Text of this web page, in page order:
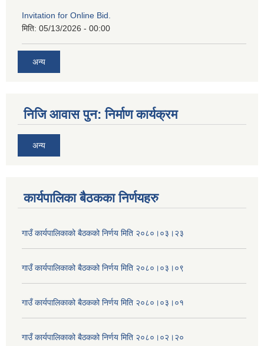
Invitation for Online Bid.
मिति: 05/13/2026 - 00:00
अन्य
निजि आवास पुन: निर्माण कार्यक्रम
अन्य
कार्यपालिका बैठकका निर्णयहरु
गाउँ कार्यपालिकाको बैठकको निर्णय मिति २०८०।०३।२३
गाउँ कार्यपालिकाको बैठकको निर्णय मिति २०८०।०३।०९
गाउँ कार्यपालिकाको बैठकको निर्णय मिति २०८०।०३।०१
गाउँ कार्यपालिकाको बैठकको निर्णय मिति २०८०।०२।२०